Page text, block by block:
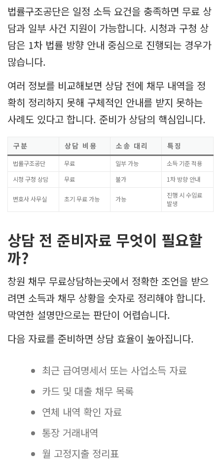
법률구조공단은 일정 소득 요건을 충족하면 무료 상
담과 일부 사건 지원이 가능합니다. 시청과 구청 상
담은 1차 법률 방향 안내 중심으로 진행되는 경우가
많습니다.
여러 정보를 비교해보면 상담 전에 채무 내역을 정
확히 정리하지 못해 구체적인 안내를 받지 못하는
사례도 있다고 합니다. 준비가 상담의 핵심입니다.
구분 상담 비용 소송 대리 특징
법률구조공단 무료 일부 가능
소득 기준 적용
시청 구청 상담
무료 불가 1차 방향 안내
변호사 사무실 초기 무료 가능 가능
진행 시 수임료
발생
상담 전 준비자료 무엇이 필요할
까?
창원 채무 무료상담하는곳에서 정확한 조언을 받으
려면 소득과 채무 상황을 숫자로 정리해야 합니다.
막연한 설명만으로는 판단이 어렵습니다.
다음 자료를 준비하면 상담 효율이 높아집니다.
최근 급여명세서 또는 사업소득 자료
카드 및 대출 채무 목록
연체 내역 확인 자료
통장 거래내역
월 고정지출 정리표